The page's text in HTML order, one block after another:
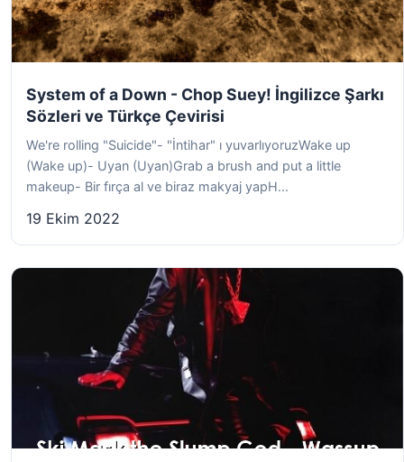
System of a Down - Chop Suey! İngilizce Şarkı
Sözleri ve Türkçe Çevirisi
We're rolling "Suicide"- "İntihar" ı yuvarlıyoruzWake up
(Wake up)- Uyan (Uyan)Grab a brush and put a little
makeup- Bir fırça al ve biraz makyaj yapH...
19 Ekim 2022